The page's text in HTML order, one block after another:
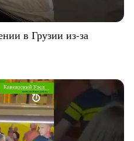
в Грузии из-за